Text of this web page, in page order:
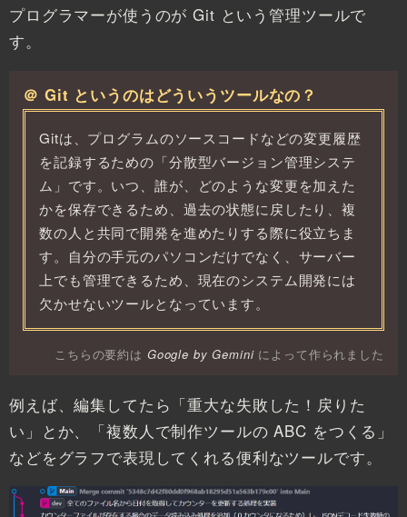
プログラマーが使うのが Git という管理ツールで
す。
＠ Git というのはどういうツールなの？
Gitは、プログラムのソースコードなどの変更履歴
を記録するための「分散型バージョン管理システ
ム」です。いつ、誰が、どのような変更を加えた
かを保存できるため、過去の状態に戻したり、複
数の人と共同で開発を進めたりする際に役立ちま
す。自分の手元のパソコンだけでなく、サーバー
上でも管理できるため、現在のシステム開発には
欠かせないツールとなっています。
こちらの要約は Google by Geminiによって作られました
例えば、編集してたら「重大な失敗した！戻りた
い」とか、「複数人で制作ツールの ABC をつくる」
などをグラフで表現してくれる便利なツールです。